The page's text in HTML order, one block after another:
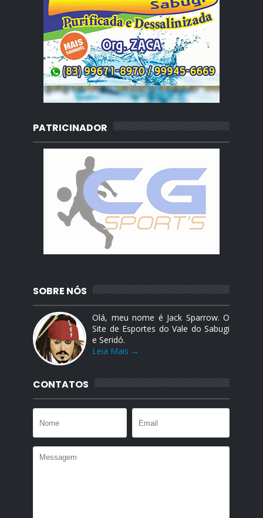
PATRICINADOR
SOBRE NÓS
Olá, meu nome é Jack Sparrow. O
Site de Esportes do Vale do Sabugi
e Seridó.
Leia Mais →
CONTATOS